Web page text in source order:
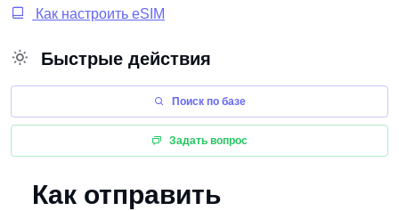
Как настроить eSIM
Быстрые действия
Поиск по базе
Задать вопрос
Как отправить